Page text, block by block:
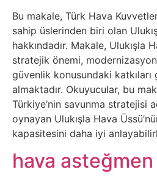
Bilgi
Bilgisayar
Bilim
Bitcoin
Bitkiler
Bu makale, Türk Hava
sahip üslerinden biri olan
hakkındadır. Makale, Ulukışla
stratejik önemi,
güvenlik konusundaki
almaktadır. Okuyucular, bu
Türkiye’nin savunma stratejisi
oynayan Ulukışla Hava
kapasitesini daha iyi
hava asteğmen